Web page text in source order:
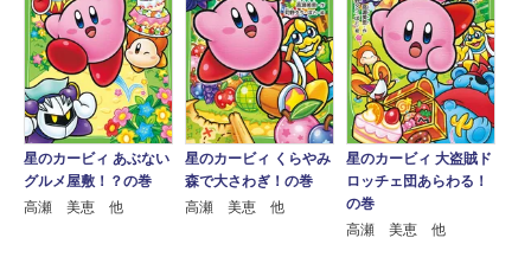
星のカービィ あぶない
グルメ屋敷！？の巻
高瀬 美恵 他
星のカービィ くらやみ
森で大さわぎ！の巻
高瀬 美恵 他
星のカービィ 大盗賊ド
ロッチェ団あらわる！
の巻
高瀬 美恵 他